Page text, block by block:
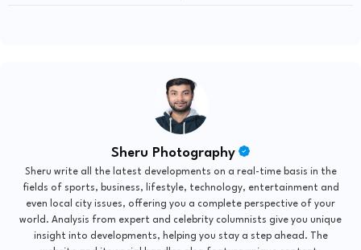
Sheru Photography
Sheru write all the latest developments on a real-time basis in the
fields of sports, business, lifestyle, technology, entertainment and
even local city issues, offering you a complete perspective of your
world. Analysis from expert and celebrity columnists give you unique
insight into developments, helping you stay a step ahead. The